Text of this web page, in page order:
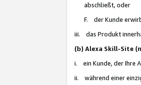
abschließt, oder
F. der Kunde
iii. das Produkt
(b) Alexa Skill-Site
i. ein Kunde, der Ihre
ii. während einer